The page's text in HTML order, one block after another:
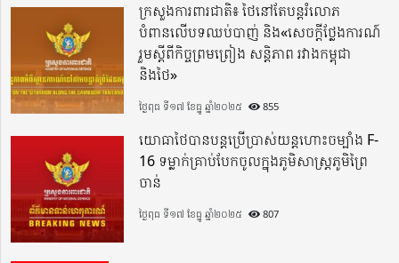
ក្រសួងការពារជាតិ៖ ថៃនៅតែបន្តរំលោភ
បំពានលើបទឈប់បាញ់ និង«សេចក្តីថ្លែងការណ៍
រួមស្តីពីកិច្ចព្រមព្រៀង សន្តិភាព រវាងកម្ពុជា
និងថៃ»
ថ្ងៃពុធ ទី១៧ ខែធ្នូ ឆ្នាំ២០២៥ 855
យោធាថៃបានបន្តប្រើប្រាស់យន្តហោះចម្បាំង F-
16 ទម្លាក់គ្រាប់បែកចូលក្នុងភូមិសាស្ត្រភូមិព្រៃ
ចាន់
ថ្ងៃពុធ ទី១៧ ខែធ្នូ ឆ្នាំ២០២៥ 807